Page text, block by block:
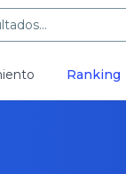
Ranking